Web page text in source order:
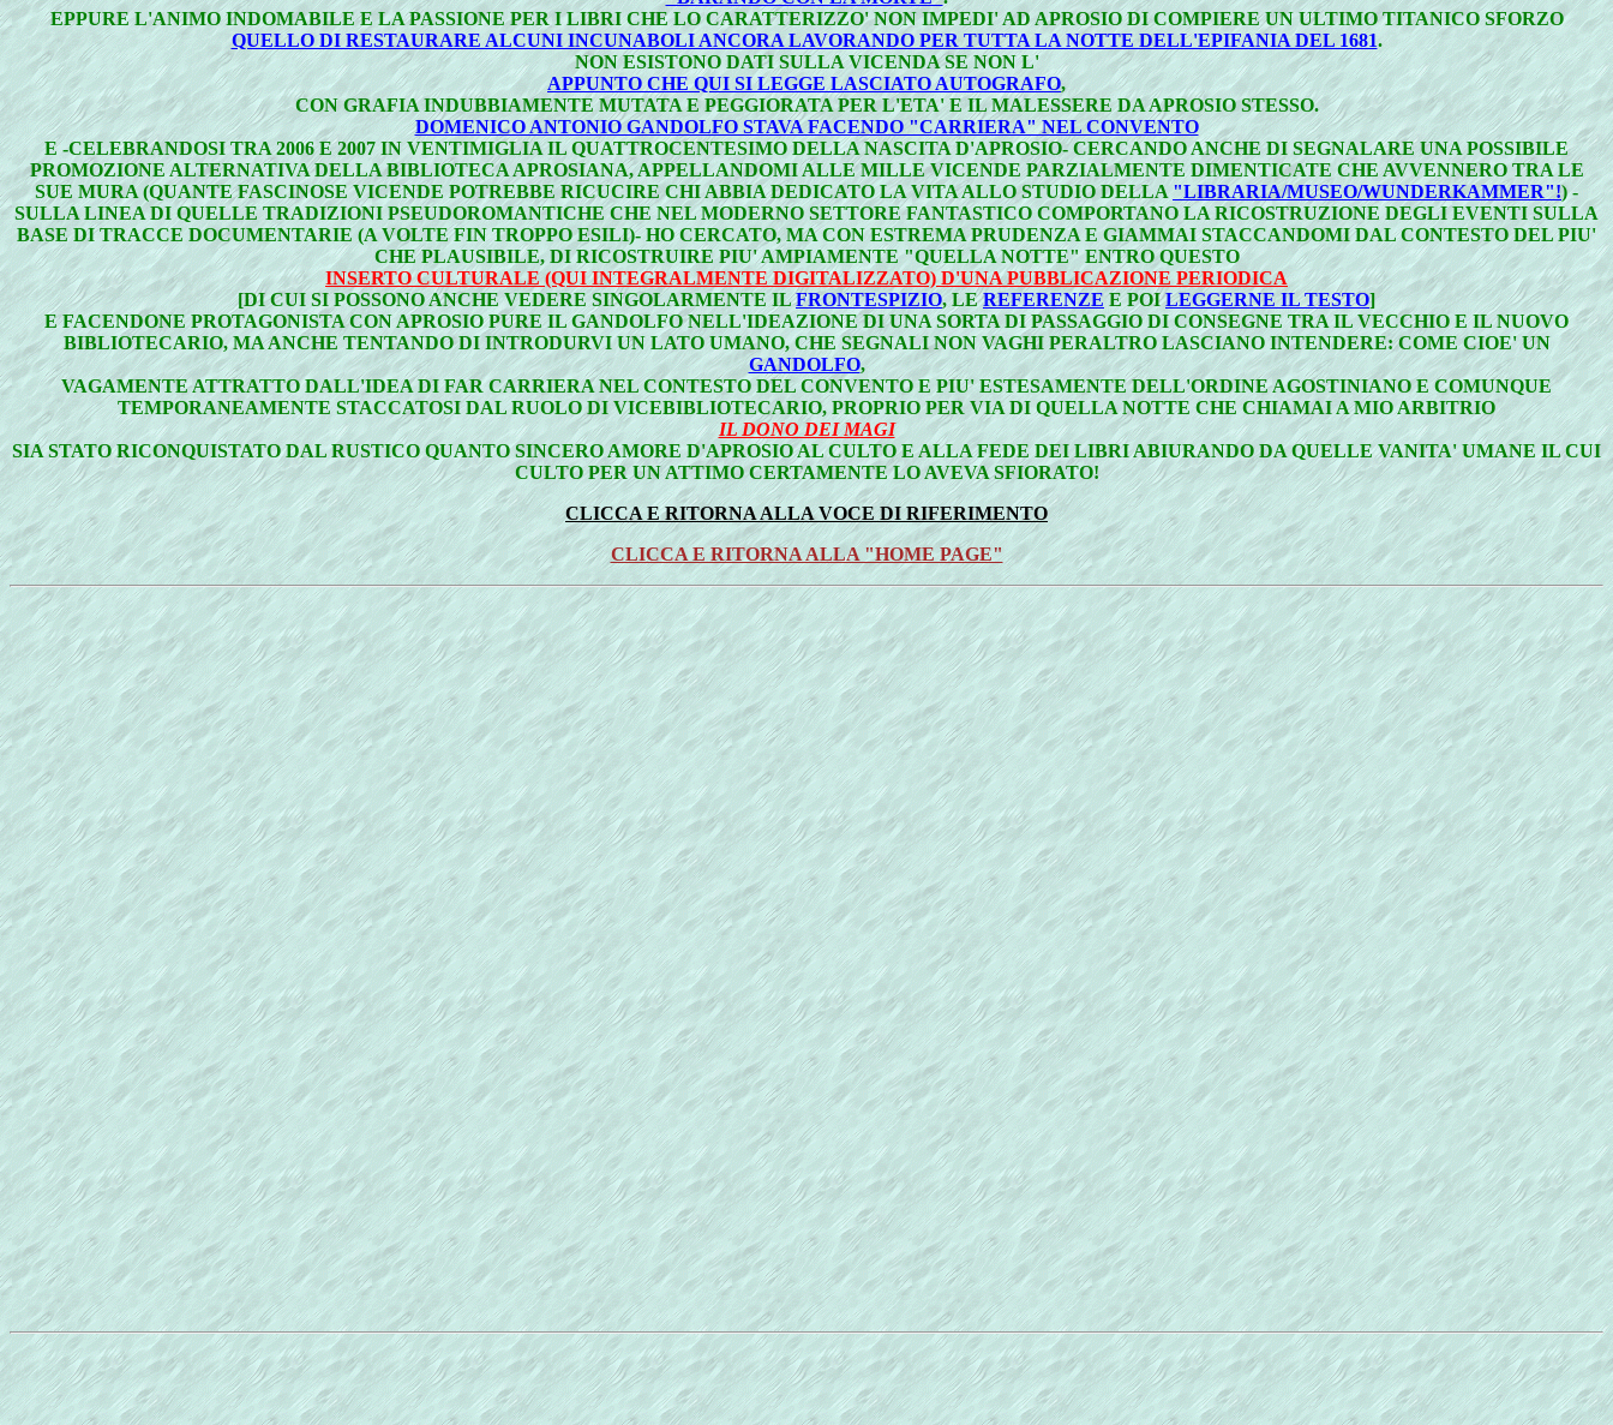
EPPURE L'ANIMO INDOMABILE E LA PASSIONE PER I LIBRI CHE LO CARATTERIZZO' NON IMPEDI' AD APROSIO DI COMPIERE UN ULTIMO TITANICO SFORZO
QUELLO DI RESTAURARE ALCUNI INCUNABOLI ANCORA LAVORANDO PER TUTTA LA NOTTE DELL'EPIFANIA DEL 1681.
NON ESISTONO DATI SULLA VICENDA SE NON L'
APPUNTO CHE QUI SI LEGGE LASCIATO AUTOGRAFO,
CON GRAFIA INDUBBIAMENTE MUTATA E PEGGIORATA PER L'ETA' E IL MALESSERE DA APROSIO STESSO.
DOMENICO ANTONIO GANDOLFO STAVA FACENDO "CARRIERA" NEL CONVENTO
E -CELEBRANDOSI TRA 2006 E 2007 IN VENTIMIGLIA IL QUATTROCENTESIMO DELLA NASCITA D'APROSIO- CERCANDO ANCHE DI SEGNALARE UNA POSSIBILE
PROMOZIONE ALTERNATIVA DELLA BIBLIOTECA APROSIANA, APPELLANDOMI ALLE MILLE VICENDE PARZIALMENTE DIMENTICATE CHE AVVENNERO TRA LE
SUE MURA (QUANTE FASCINOSE VICENDE POTREBBE RICUCIRE CHI ABBIA DEDICATO LA VITA ALLO STUDIO DELLA"LIBRARIA/MUSEO/WUNDERKAMMER"!) -
SULLA LINEA DI QUELLE TRADIZIONI PSEUDOROMANTICHE CHE NEL MODERNO SETTORE FANTASTICO COMPORTANO LA RICOSTRUZIONE DEGLI EVENTI SULLA
BASE DI TRACCE DOCUMENTARIE (A VOLTE FIN TROPPO ESILI)- HO CERCATO, MA CON ESTREMA PRUDENZA E GIAMMAI STACCANDOMI DAL CONTESTO DEL PIU'
CHE PLAUSIBILE, DI RICOSTRUIRE PIU' AMPIAMENTE "QUELLA NOTTE" ENTRO QUESTO
INSERTO CULTURALE (QUI INTEGRALMENTE DIGITALIZZATO) D'UNA PUBBLICAZIONE PERIODICA
[DI CUI SI POSSONO ANCHE VEDERE SINGOLARMENTE ILFRONTESPIZIO, LEREFERENZE E POILEGGERNE IL TESTO]
E FACENDONE PROTAGONISTA CON APROSIO PURE IL GANDOLFO NELL'IDEAZIONE DI UNA SORTA DI PASSAGGIO DI CONSEGNE TRA IL VECCHIO E IL NUOVO
BIBLIOTECARIO, MA ANCHE TENTANDO DI INTRODURVI UN LATO UMANO, CHE SEGNALI NON VAGHI PERALTRO LASCIANO INTENDERE: COME CIOE' UN
GANDOLFO,
VAGAMENTE ATTRATTO DALL'IDEA DI FAR CARRIERA NEL CONTESTO DEL CONVENTO E PIU' ESTESAMENTE DELL'ORDINE AGOSTINIANO E COMUNQUE
TEMPORANEAMENTE STACCATOSI DAL RUOLO DI VICEBIBLIOTECARIO, PROPRIO PER VIA DI QUELLA NOTTE CHE CHIAMAI A MIO ARBITRIO
IL DONO DEI MAGI
SIA STATO RICONQUISTATO DAL RUSTICO QUANTO SINCERO AMORE D'APROSIO AL CULTO E ALLA FEDE DEI LIBRI ABIURANDO DA QUELLE VANITA' UMANE IL CUI
CULTO PER UN ATTIMO CERTAMENTE LO AVEVA SFIORATO!
CLICCA E RITORNA ALLA VOCE DI RIFERIMENTO
CLICCA E RITORNA ALLA "HOME PAGE"